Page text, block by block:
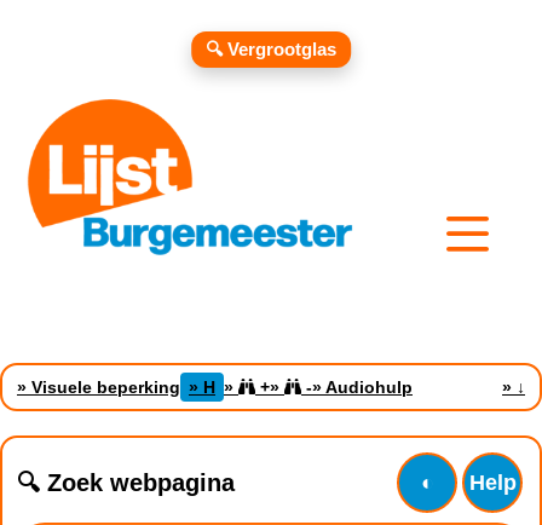
» Visuele beperking » H » +» -» Audiohulp » ↓
🔍 Zoek webpagina ◐ Help
🔍 Vergrootglas